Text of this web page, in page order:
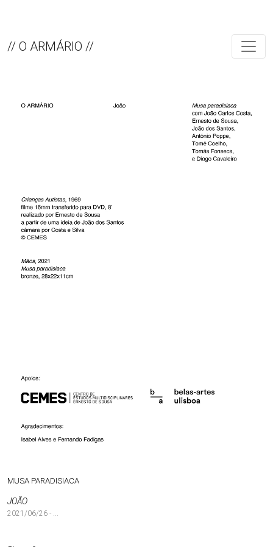
// O ARMÁRIO //
MUSA PARADISIACA
JOÃO
2021/06/26 - ...